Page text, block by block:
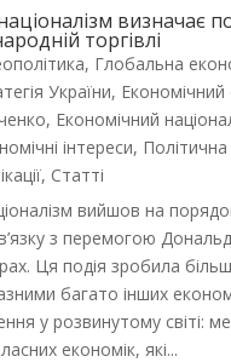
визначає
торгівлі
, Глобальна
України, Економічний
, Економічний
інтереси, Політична
, Статті
вийшов на
з перемогою
Ця подія зробила більш
багато інших
у розвинутому світі:
економік, які...